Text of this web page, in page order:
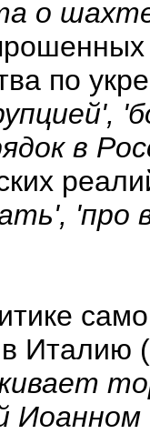
о
по
в
'про
Италию (